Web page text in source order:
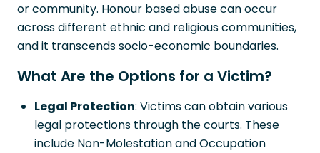
or community. Honour based abuse can occur
across different ethnic and religious communities,
and it transcends socio-economic boundaries.
What Are the Options for a Victim?
Legal Protection: Victims can obtain various
legal protections through the courts. These
include Non-Molestation and Occupation